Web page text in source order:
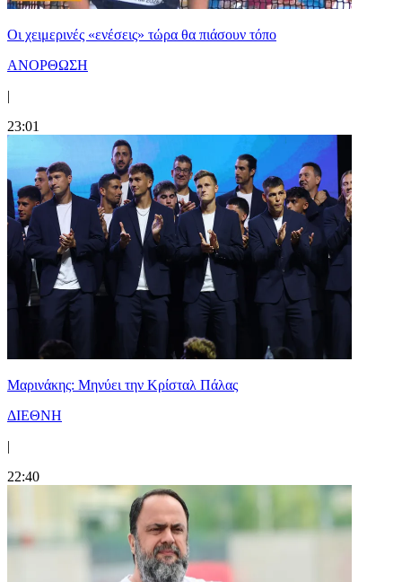
Οι χειμερινές «ενέσεις» τώρα θα πιάσουν τόπο
ΑΝΟΡΘΩΣΗ
|
23:01
Μαρινάκης: Μηνύει την Κρίσταλ Πάλας
ΔΙΕΘΝΗ
|
22:40